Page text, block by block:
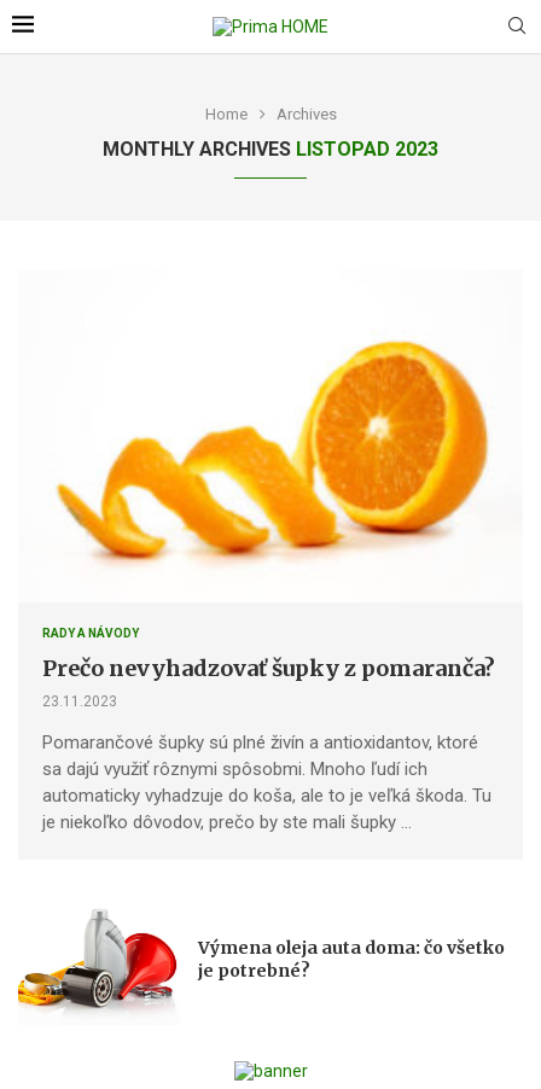
Home Archives
MONTHLY ARCHIVES LISTOPAD 2023
RADY A NÁVODY
Prečo nevyhadzovať šupky z pomaranča?
23.11.2023
Pomarančové šupky sú plné živín a antioxidantov, ktoré
sa dajú využiť rôznymi spôsobmi. Mnoho ľudí ich
automaticky vyhadzuje do koša, ale to je veľká škoda. Tu
je niekoľko dôvodov, prečo by ste mali šupky …
Výmena oleja auta doma: čo všetko
je potrebné?